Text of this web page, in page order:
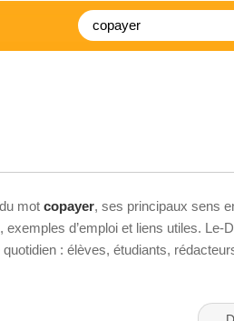
mot copayer, ses principaux sens
d’emploi et liens utiles. Le-
: élèves, étudiants,